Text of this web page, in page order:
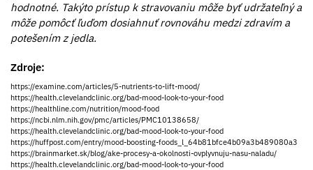
hodnotné. Takýto prístup k stravovaniu môže byť udržateľný a
môže pomôcť ľuďom dosiahnuť rovnováhu medzi zdravím a
potešením z jedla.
Zdroje:
https://examine.com/articles/5-nutrients-to-lift-mood/
https://health.clevelandclinic.org/bad-mood-look-to-your-food
https://healthline.com/nutrition/mood-food
https://ncbi.nlm.nih.gov/pmc/articles/PMC10138658/
https://health.clevelandclinic.org/bad-mood-look-to-your-food
https://huffpost.com/entry/mood-boosting-foods_l_64b81bfce4b09a3b489080a3
https://brainmarket.sk/blog/ake-procesy-a-okolnosti-ovplyvnuju-nasu-naladu/
https://health.clevelandclinic.org/bad-mood-look-to-your-food